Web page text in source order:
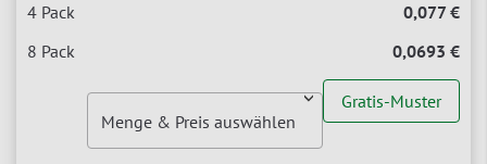
0,077 €
0,0693 €
Gratis-Muster